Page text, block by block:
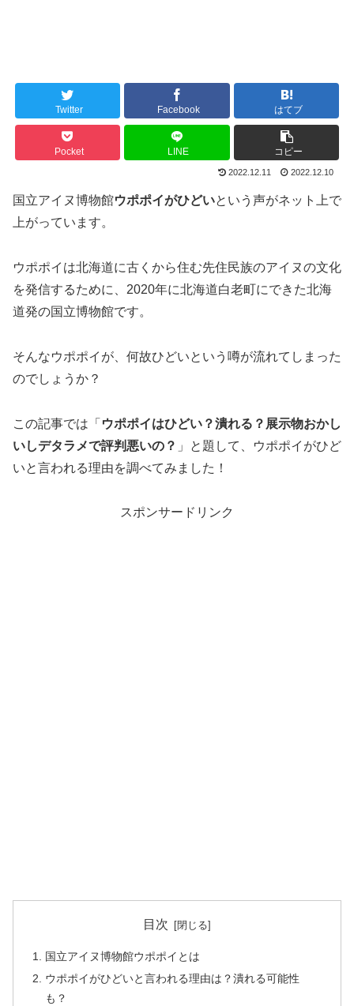
Twitter Facebook はてブ
Pocket LINE コピー
2022.12.11 2022.12.10
国立アイヌ博物館ウポポイがひどいという声がネット上で
上がっています。
ウポポイは北海道に古くから住む先住民族のアイヌの文化
を発信するために、2020年に北海道白老町にできた北海
道発の国立博物館です。
そんなウポポイが、何故ひどいという噂が流れてしまった
のでしょうか？
この記事では「 ウポポイはひどい？潰れる？展示物おかし
いしデタラメで評判悪いの？ 」と題して、ウポポイがひど
いと言われる理由を調べてみました！
スポンサードリンク
目次
国立アイヌ博物館ウポポイとは
ウポポイがひどいと言われる理由は？潰れる可能性
も？